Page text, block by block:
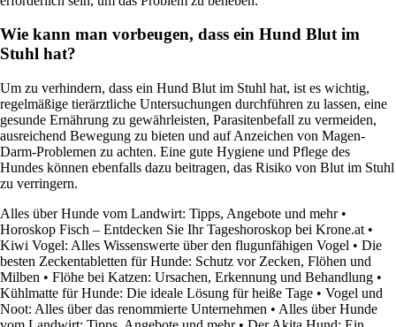
Wie kann man vorbeugen, dass ein Hund Blut im
Stuhl hat?
Um zu verhindern, dass ein Hund Blut im Stuhl hat, ist es wichtig,
regelmäßige tierärztliche Untersuchungen durchführen zu lassen, eine
gesunde Ernährung zu gewährleisten, Parasitenbefall zu vermeiden,
ausreichend Bewegung zu bieten und auf Anzeichen von Magen-
Darm-Problemen zu achten. Eine gute Hygiene und Pflege des
Hundes können ebenfalls dazu beitragen, das Risiko von Blut im Stuhl
zu verringern.
Alles über Hunde vom Landwirt: Tipps, Angebote und mehr•
Horoskop Fisch – Entdecken Sie Ihr Tageshoroskop bei Krone.at •
Kiwi Vogel: Alles Wissenswerte über den flugunfähigen Vogel • Die
besten Zeckentabletten für Hunde: Schutz vor Zecken, Flöhen und
Milben • Flöhe bei Katzen: Ursachen, Erkennung und Behandlung •
Kühlmatte für Hunde: Die ideale Lösung für heiße Tage • Vogel und
Noot: Alles über das renommierte Unternehmen • Alles über Hunde